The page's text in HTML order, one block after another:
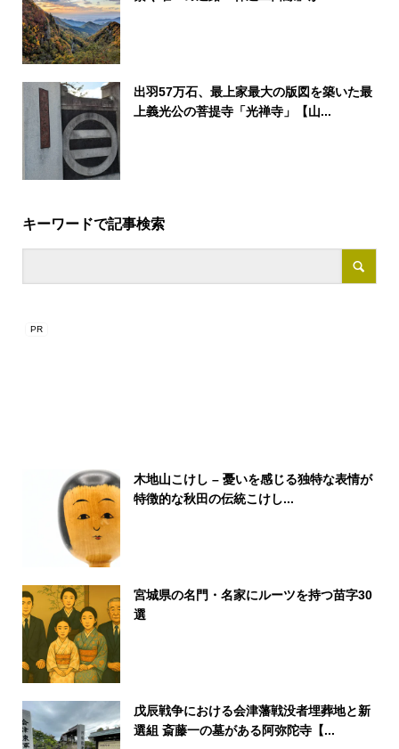
出羽57万石、最上家最大の版図を築いた最
上義光公の菩提寺「光禅寺」【山...
キーワードで記事検索
木地山こけし – 憂いを感じる独特な表情が
特徴的な秋田の伝統こけし...
宮城県の名門・名家にルーツを持つ苗字30
選
戊辰戦争における会津藩戦没者埋葬地と新
選組 斎藤一の墓がある阿弥陀寺【...